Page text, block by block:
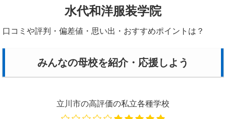
水代和洋服装学院
口コミや評判・偏差値・思い出・おすすめポイントは？
みんなの母校を紹介・応援しよう
立川市の高評価の私立各種学校